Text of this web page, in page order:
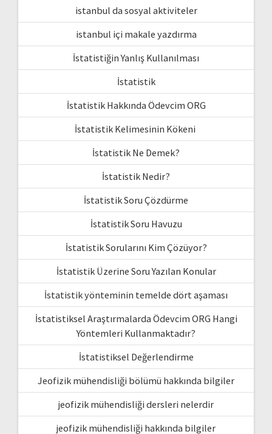
istanbul da sosyal aktiviteler
istanbul içi makale yazdırma
İstatistiğin Yanlış Kullanılması
İstatistik
İstatistik Hakkında Ödevcim ORG
İstatistik Kelimesinin Kökeni
İstatistik Ne Demek?
İstatistik Nedir?
İstatistik Soru Çözdürme
İstatistik Soru Havuzu
İstatistik Sorularını Kim Çözüyor?
İstatistik Üzerine Soru Yazılan Konular
İstatistik yönteminin temelde dört aşaması
İstatistiksel Araştırmalarda Ödevcim ORG Hangi
Yöntemleri Kullanmaktadır?
İstatistiksel Değerlendirme
Jeofizik mühendisliği bölümü hakkında bilgiler
jeofizik mühendisliği dersleri nelerdir
jeofizik mühendisliği hakkında bilgiler